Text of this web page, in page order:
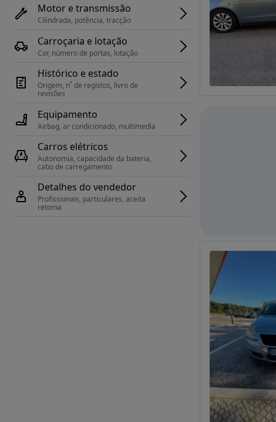
Motor e transmissão
Cilindrada, potência, tracção
Carroçaria e lotação
Cor, número de portas, lotação
Histórico e estado
Origem, n˚ de registos, livro de
revisões
Equipamento
Airbag, ar condicionado, multimedia
Carros elétricos
Autonomia, capacidade da bateria,
cabo de carregamento
Detalhes do vendedor
Profissionais, particulares, aceita
retoma